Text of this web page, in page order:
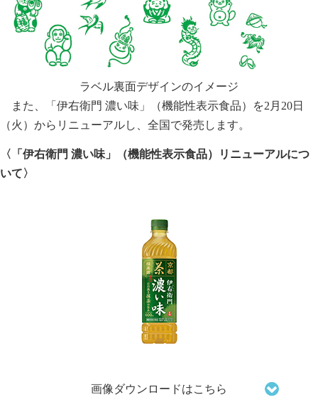
ラベル裏面デザインのイメージ
また、「伊右衛門 濃い味」（機能性表示食品）を2月20日
（火）からリニューアルし、全国で発売します。
〈「伊右衛門 濃い味」（機能性表示食品）リニューアルにつ
いて〉
画像ダウンロードはこちら